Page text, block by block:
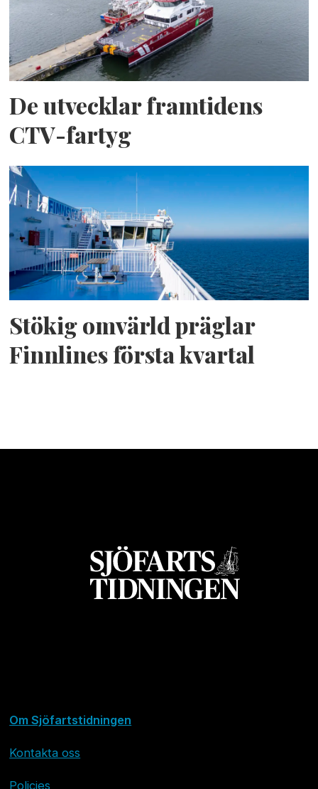
De utvecklar framtidens
CTV-fartyg
Stökig omvärld präglar
Finnlines första kvartal
Om Sjöfartstidningen
Kontakta oss
Policies